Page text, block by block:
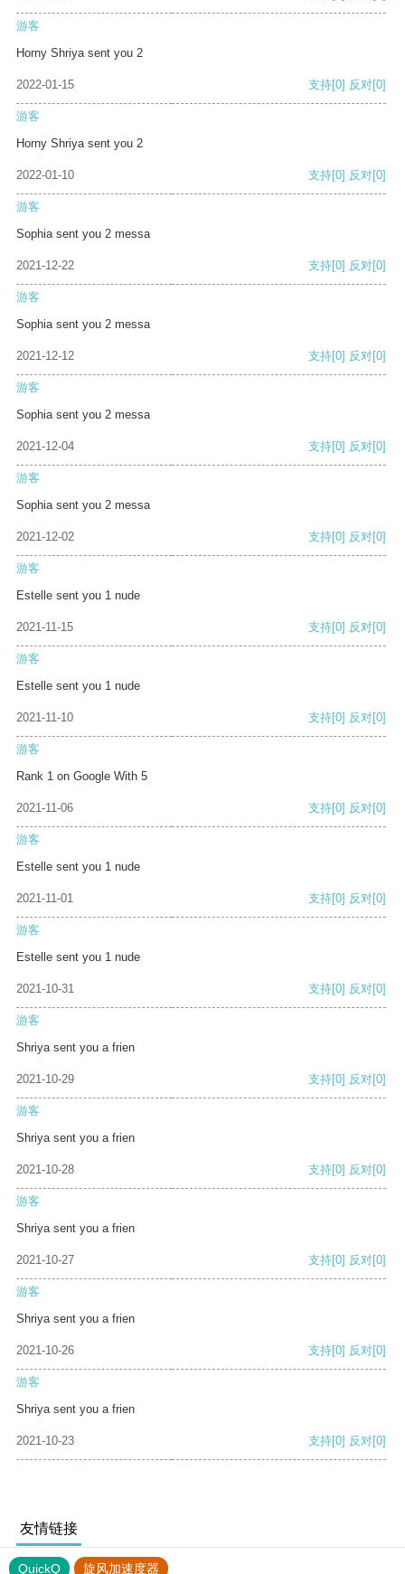
游客
Horny Shriya sent you 2
2022-01-15 支持[0] 反对[0]
游客
Horny Shriya sent you 2
2022-01-10 支持[0] 反对[0]
游客
Sophia sent you 2 messa
2021-12-22 支持[0] 反对[0]
游客
Sophia sent you 2 messa
2021-12-12 支持[0] 反对[0]
游客
Sophia sent you 2 messa
2021-12-04 支持[0] 反对[0]
游客
Sophia sent you 2 messa
2021-12-02 支持[0] 反对[0]
游客
Estelle sent you 1 nude
2021-11-15 支持[0] 反对[0]
游客
Estelle sent you 1 nude
2021-11-10 支持[0] 反对[0]
游客
Rank 1 on Google With 5
2021-11-06 支持[0] 反对[0]
游客
Estelle sent you 1 nude
2021-11-01 支持[0] 反对[0]
游客
Estelle sent you 1 nude
2021-10-31 支持[0] 反对[0]
游客
Shriya sent you a frien
2021-10-29 支持[0] 反对[0]
游客
Shriya sent you a frien
2021-10-28 支持[0] 反对[0]
游客
Shriya sent you a frien
2021-10-27 支持[0] 反对[0]
游客
Shriya sent you a frien
2021-10-26 支持[0] 反对[0]
游客
Shriya sent you a frien
2021-10-23 支持[0] 反对[0]
友情链接
QuickQ 旋风加速度器